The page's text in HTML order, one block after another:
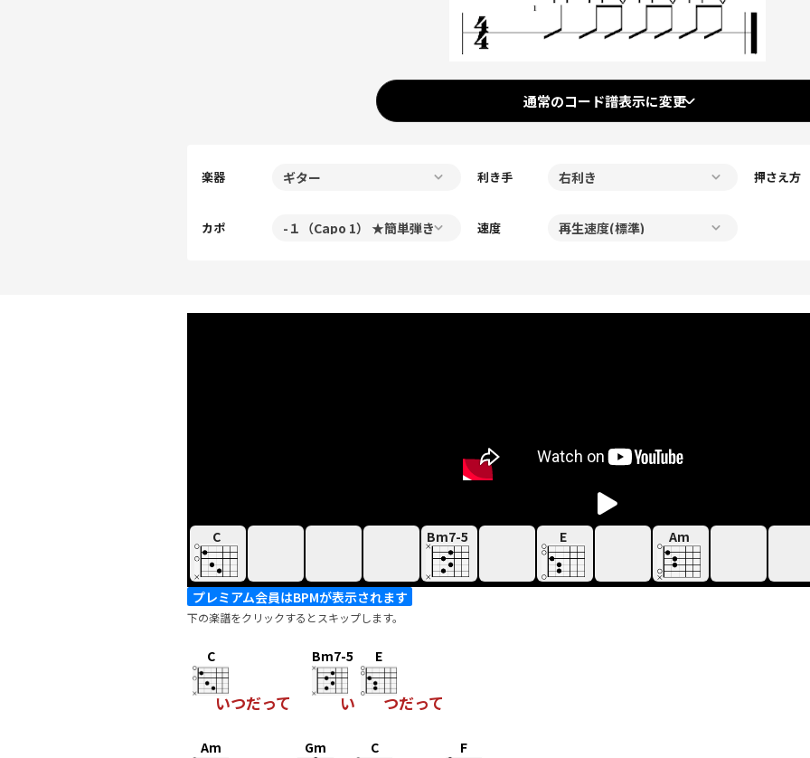
通常のコード譜表示に変更
楽器 利き手 押さえ方
カポ 速度
C Bm7-5 E Am
プレミアム会員はBPMが表示されます
下の楽譜をクリックするとスキップします。
C
いつだって
Bm7-5
い
E
つだって
Am Gm C F